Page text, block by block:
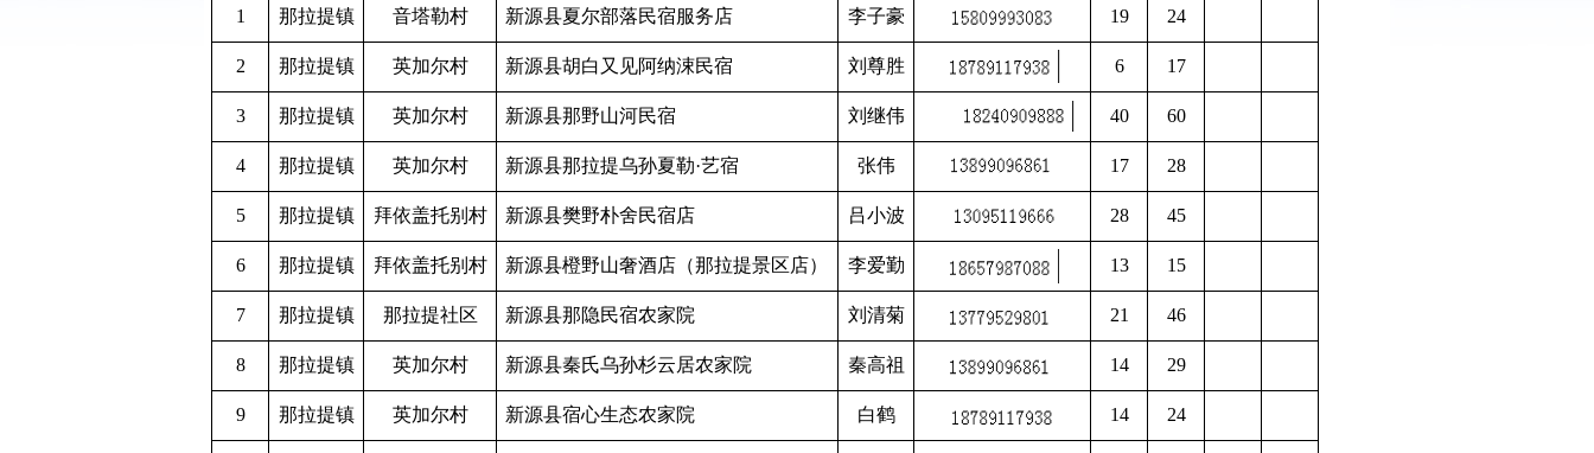
1 那拉提镇 音塔勒村 新源县夏尔部落民宿服务店 李子豪 19 24
2 那拉提镇 英加尔村 新源县胡白又见阿纳涑民宿 刘尊胜 6 17
3 那拉提镇 英加尔村 新源县那野山河民宿 刘继伟 40 60
4 那拉提镇 英加尔村 新源县那拉提乌孙夏勒·艺宿 张伟 17 28
5 那拉提镇 拜依盖托别村 新源县樊野朴舍民宿店 吕小波 28 45
6 那拉提镇 拜依盖托别村 新源县橙野山奢酒店（那拉提景区店） 李爱勤 13 15
7 那拉提镇 那拉提社区 新源县那隐民宿农家院 刘清菊 21 46
8 那拉提镇 英加尔村 新源县秦氏乌孙杉云居农家院 秦高祖 14 29
9 那拉提镇 英加尔村 新源县宿心生态农家院 白鹤 14 24